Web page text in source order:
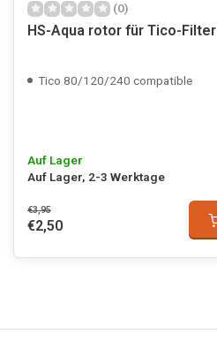
(0)
HS-Aqua rotor für Tico-Filter
Tico 80/120/240 compatible
Auf Lager
Auf Lager, 2-3 Werktage
€3,95
€2,50